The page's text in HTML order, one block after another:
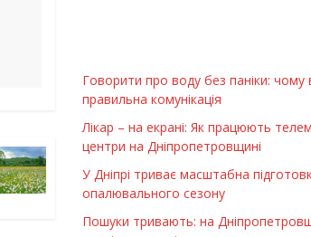
Говорити про воду без паніки: чому
правильна комунікація
Лікар – на екрані: Як працюють
центри на Дніпропетровщині
У Дніпрі триває масштабна
опалювального сезону
Пошуки тривають: на